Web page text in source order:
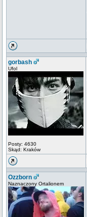
gorbash
Ufol
Posty: 4630
Skąd: Kraków
Ozzborn
Naznaczony Ortalionem